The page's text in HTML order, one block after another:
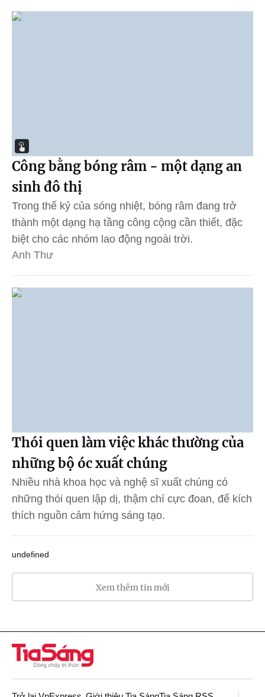
Công bằng bóng râm - một dạng an
sinh đô thị
Trong thế kỷ của sóng nhiệt, bóng râm đang trở
thành một dạng hạ tầng công cộng cần thiết, đặc
biệt cho các nhóm lao động ngoài trời.
Anh Thư
Thói quen làm việc khác thường của
những bộ óc xuất chúng
Nhiều nhà khoa học và nghệ sĩ xuất chúng có
những thói quen lập dị, thậm chí cực đoan, để kích
thích nguồn cảm hứng sáng tạo.
undefined
Xem thêm tin mới